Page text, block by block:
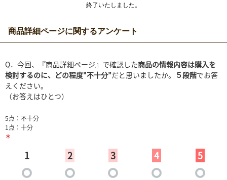
終了いたしました。
商品詳細ページに関するアンケート